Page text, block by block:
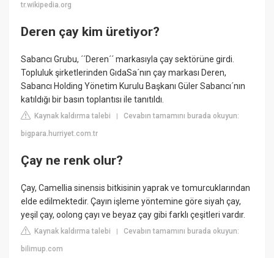
tr.wikipedia.org
Deren çay kim üretiyor?
Sabancı Grubu, ´´Deren´´ markasıyla çay sektörüne girdi.
Topluluk şirketlerinden GıdaSa´nın çay markası Deren,
Sabancı Holding Yönetim Kurulu Başkanı Güler Sabancı´nın
katıldığı bir basın toplantısı ile tanıtıldı.
Kaynak kaldırma talebi |Cevabın tamamını burada okuyun:
bigpara.hurriyet.com.tr
Çay ne renk olur?
Çay, Camellia sinensis bitkisinin yaprak ve tomurcuklarından
elde edilmektedir. Çayın işleme yöntemine göre siyah çay,
yeşil çay, oolong çayı ve beyaz çay gibi farklı çeşitleri vardır.
Kaynak kaldırma talebi |Cevabın tamamını burada okuyun:
bilimup.com